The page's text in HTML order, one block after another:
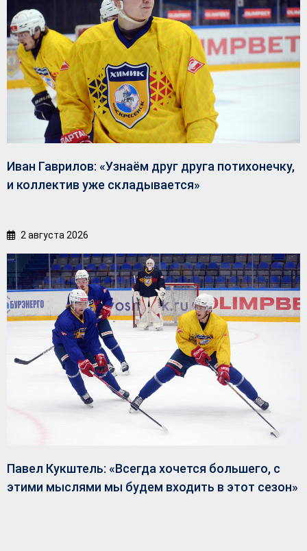
Иван Гаврилов: «Узнаём друг друга потихонечку,
и коллектив уже складывается»
2 августа 2026
Павел Кукштель: «Всегда хочется большего, с
этими мыслями мы будем входить в этот сезон»